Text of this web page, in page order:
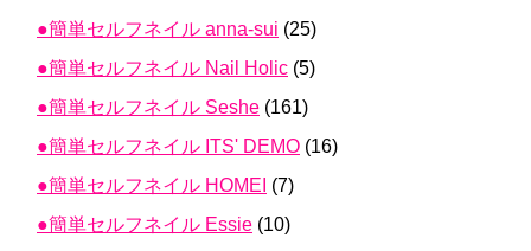
●簡単セルフネイル anna-sui (25)
●簡単セルフネイル Nail Holic (5)
●簡単セルフネイル Seshe (161)
●簡単セルフネイル ITS' DEMO (16)
●簡単セルフネイル HOMEI (7)
●簡単セルフネイル Essie (10)